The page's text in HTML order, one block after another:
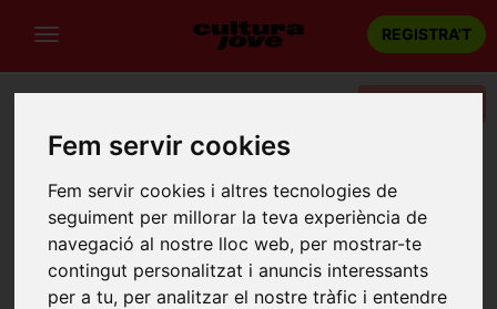
Fem servir cookies
Fem servir cookies i altres tecnologies de
seguiment per millorar la teva experiència de
navegació al nostre lloc web, per mostrar-te
contingut personalitzat i anuncis interessants
per a tu, per analitzar el nostre tràfic i entendre
REGISTRA'T
Portada Teatre Barcelona CELEBRATION